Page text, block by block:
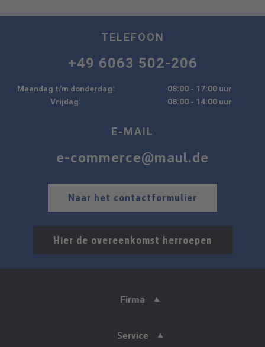
TELEFOON
+49 6063 502-206
Maandag t/m donderdag:
08:00 - 17:00 uur
Vrijdag:
08:00 - 14:00 uur
E-MAIL
e-commerce@maul.de
Naar het contactformulier
Hier de overeenkomst herroepen
Firma
Service